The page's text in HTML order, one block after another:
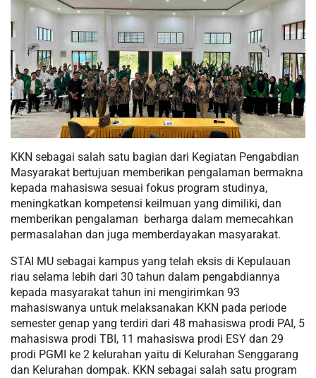
KKN sebagai salah satu bagian dari Kegiatan Pengabdian
Masyarakat bertujuan memberikan pengalaman bermakna
kepada mahasiswa sesuai fokus program studinya,
meningkatkan kompetensi keilmuan yang dimiliki, dan
memberikan pengalaman berharga dalam memecahkan
permasalahan dan juga memberdayakan masyarakat.
STAI MU sebagai kampus yang telah eksis di Kepulauan
riau selama lebih dari 30 tahun dalam pengabdiannya
kepada masyarakat tahun ini mengirimkan 93
mahasiswanya untuk melaksanakan KKN pada periode
semester genap yang terdiri dari 48 mahasiswa prodi PAI, 5
mahasiswa prodi TBI, 11 mahasiswa prodi ESY dan 29
prodi PGMI ke 2 kelurahan yaitu di Kelurahan Senggarang
dan Kelurahan dompak. KKN sebagai salah satu program